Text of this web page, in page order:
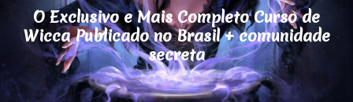
O Exclusivo e Mais Completo Curso de
Wicca Publicado no Brasil + comunidade
secreta